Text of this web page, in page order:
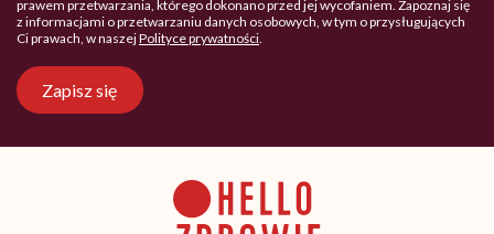
prawem przetwarzania, którego dokonano przed jej wycofaniem. Zapoznaj się
z informacjami o przetwarzaniu danych osobowych, w tym o przysługujących
Ci prawach, w naszejPolityce prywatności.
Zapisz się